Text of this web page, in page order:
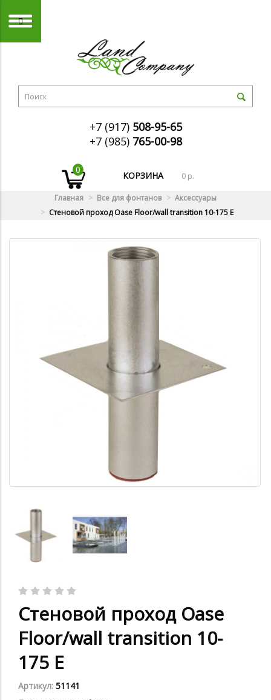
+7 (917) 508-95-65
+7 (985) 765-00-98
0
КОРЗИНА 0 р.
Главная Все для фонтанов
Аксессуары
Стеновой проход Oase Floor/wall transition 10-175 E
Стеновой проход Oase
Floor/wall transition 10-
175 E
Артикул: 51141